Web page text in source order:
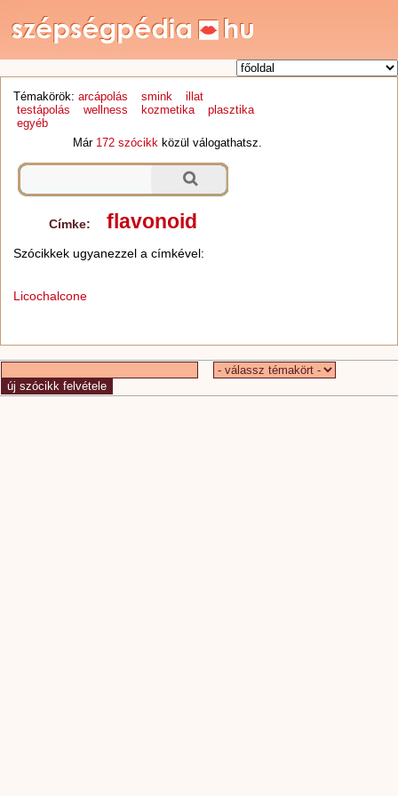
Témakörök: arcápolás smink
illat
testápolás
wellness kozmetika
plasztika
egyéb
Már 172 szócikk közül válogathatsz.
Címke: flavonoid
Szócikkek ugyanezzel a címkével:
Licochalcone